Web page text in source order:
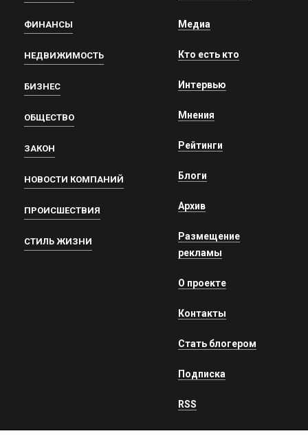
ФИНАНСЫ
НЕДВИЖИМОСТЬ
БИЗНЕС
ОБЩЕСТВО
ЗАКОН
НОВОСТИ КОМПАНИЙ
ПРОИСШЕСТВИЯ
СТИЛЬ ЖИЗНИ
Медиа
Кто есть кто
Интервью
Мнения
Рейтинги
Блоги
Архив
Размещение
рекламы
О проекте
Контакты
Стать блогером
Подписка
RSS